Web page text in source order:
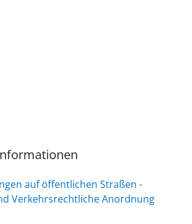
auf öffentlichen Straßen -
Verkehrsrechtliche Anordnung